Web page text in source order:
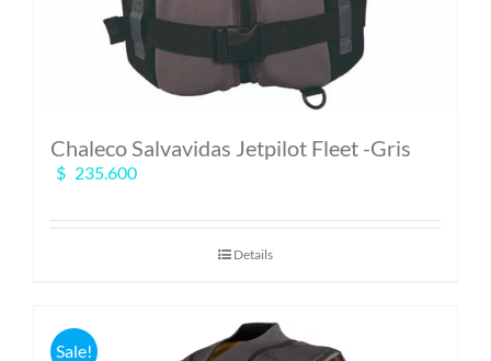
Chaleco Salvavidas Jetpilot Fleet -Gris
$ 235.600
Details
Sale!